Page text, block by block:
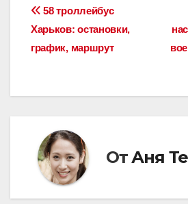
Навигация
по
58 троллейбус
Харьков: остановки,
график, маршрут
ОтАня